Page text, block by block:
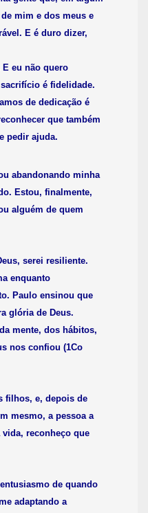
mim e dos meus e
E é duro dizer,
eu não quero
é fidelidade.
de dedicação é
que também
pedir ajuda.
abandonando minha
Estou, finalmente,
alguém de quem
serei resiliente.
enquanto
Paulo ensinou que
glória de Deus.
mente, dos hábitos,
nos confiou (1Co
filhos, e, depois de
mesmo, a pessoa a
reconheço que
de quando
adaptando a